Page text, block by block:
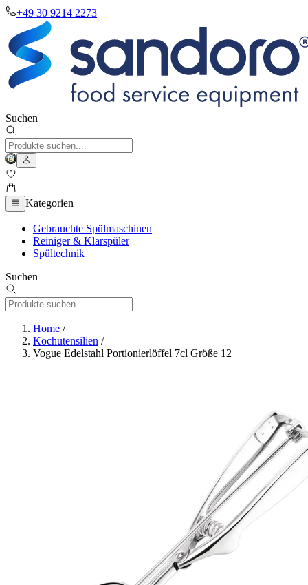
+49 30 9214 2273
Suchen
Kategorien
Gebrauchte Spülmaschinen
Reiniger & Klarspüler
Spültechnik
Suchen
Home /
Kochutensilien /
Vogue Edelstahl Portionierlöffel 7cl Größe 12